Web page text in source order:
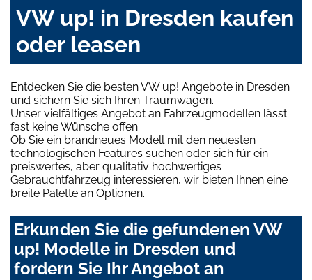
VW up! in Dresden kaufen
oder leasen
Entdecken Sie die besten VW up! Angebote in Dresden
und sichern Sie sich Ihren Traumwagen.
Unser vielfältiges Angebot an Fahrzeugmodellen lässt
fast keine Wünsche offen.
Ob Sie ein brandneues Modell mit den neuesten
technologischen Features suchen oder sich für ein
preiswertes, aber qualitativ hochwertiges
Gebrauchtfahrzeug interessieren, wir bieten Ihnen eine
breite Palette an Optionen.
Erkunden Sie die gefundenen VW
up! Modelle in Dresden und
fordern Sie Ihr Angebot an